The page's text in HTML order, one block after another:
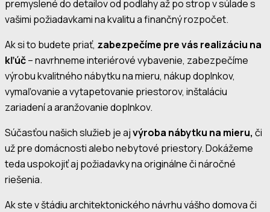
premyslené do detailov od podlahy až po strop v súlade s
vašimi požiadavkami na kvalitu a finančný rozpočet.
Ak si to budete priať, zabezpečíme pre vás realizáciu na
kľúč– navrhneme interiérové vybavenie, zabezpečíme
výrobu kvalitného nábytku na mieru, nákup doplnkov,
vymaľovanie a vytapetovanie priestorov, inštaláciu
zariadení a aranžovanie doplnkov.
Súčasťou našich služieb je ajvýroba nábytku na mieru, či
už pre domácnosti alebo nebytové priestory. Dokážeme
teda uspokojiť aj požiadavky na originálne či náročné
riešenia.
Ak ste v štádiu architektonického návrhu vášho domova či